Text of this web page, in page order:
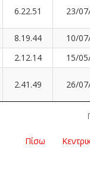
6.22.51 23/
8.19.44
10/
2.12.14
15/
2.41.49 26/
Πίσω